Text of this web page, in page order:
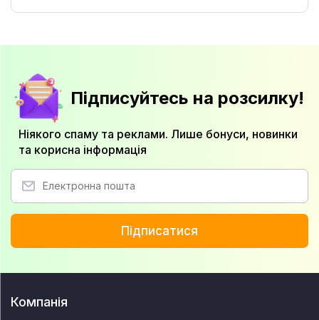
Підписуйтесь на розсилку!
Ніякого спаму та реклами. Лише бонуси, новинки
та корисна інформація
Підписатися
Компанія